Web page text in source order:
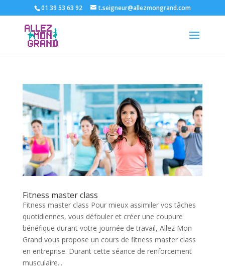
01 39 53 63 92 t.seigneur@allezmongrand.com
Fitness master class
Fitness master class Pour mieux assimiler vos tâches
quotidiennes, vous défouler et créer une coupure
bénéfique durant votre journée de travail, Allez Mon
Grand vous propose un cours de fitness master class
en entreprise. Durant cette séance de renforcement
musculaire...